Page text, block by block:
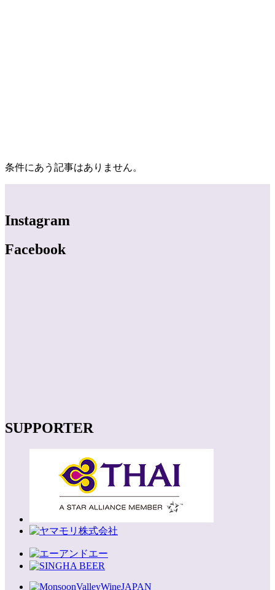
条件にあう記事はありません。
Instagram
Facebook
SUPPORTER